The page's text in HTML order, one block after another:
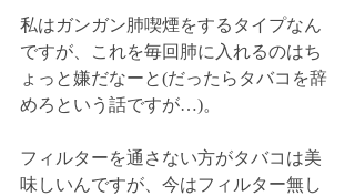
私はガンガン肺喫煙をするタイプなん
ですが、これを毎回肺に入れるのはち
ょっと嫌だなーと(だったらタバコを辞
めろという話ですが…)。
フィルターを通さない方がタバコは美
味しいんですが、今はフィルター無し